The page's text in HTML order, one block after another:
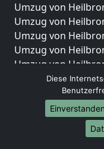
Umzug von
Umzug von
Umzug von
Umzug von
Umzug von
Umzug von
Umzug von
Umzug von
Internationale-
Diese
Einverstanden